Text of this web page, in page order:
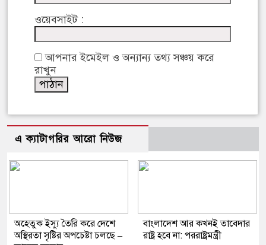
ওয়েবসাইট :
আপনার ইমেইল ও অন্যান্য তথ্য সঞ্চয় করে
রাখুন
এ ক্যাটাগরির আরো নিউজ
অহেতুক ইস্যু তৈরি করে দেশে
অস্থিরতা সৃষ্টির অপচেষ্টা চলছে –
বাংলাদেশ আর কখনই তাবেদার
রাষ্ট্র হবে না: পররাষ্ট্রমন্ত্রী